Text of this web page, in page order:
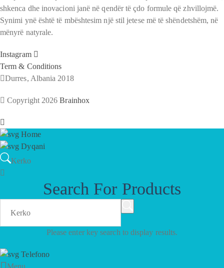
shkenca dhe inovacioni janë në qendër të çdo formule që zhvillojmë.
Synimi ynë është të mbështesim një stil jetese më të shëndetshëm, në
mënyrë natyrale.
Instagram
Term & Conditions
Durres, Albania 2018
Copyright 2026Brainhox
Home
Dyqani
Kerko
Search For Products
Please enter key search to display results.
Telefono
Menu